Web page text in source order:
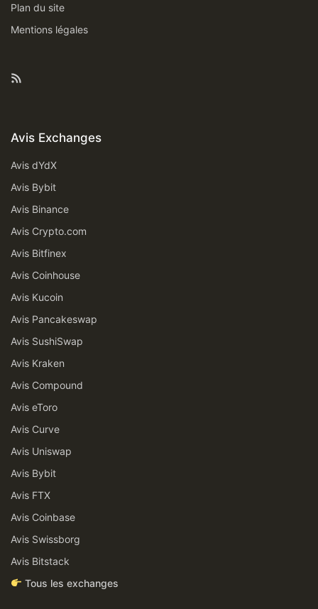
Plan du site
Mentions légales
Feed RSS
Avis Exchanges
Avis dYdX
Avis Bybit
Avis Binance
Avis Crypto.com
Avis Bitfinex
Avis Coinhouse
Avis Kucoin
Avis Pancakeswap
Avis SushiSwap
Avis Kraken
Avis Compound
Avis eToro
Avis Curve
Avis Uniswap
Avis Bybit
Avis FTX
Avis Coinbase
Avis Swissborg
Avis Bitstack
Tous les exchanges